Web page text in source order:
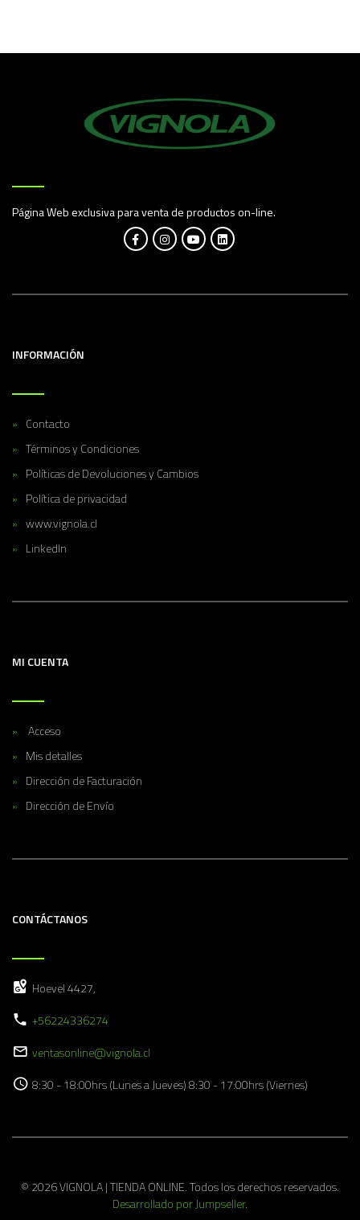
Página Web exclusiva para venta de productos on-line.
INFORMACIÓN
Contacto
Términos y Condiciones
Políticas de Devoluciones y Cambios
Política de privacidad
www.vignola.cl
LinkedIn
MI CUENTA
Acceso
Mis detalles
Dirección de Facturación
Dirección de Envío
CONTÁCTANOS
Hoevel 4427,
+56224336274
ventasonline@vignola.cl
8:30 - 18:00hrs (Lunes a Jueves) 8:30 - 17:00hrs (Viernes)
© 2026 VIGNOLA | TIENDA ONLINE. Todos los derechos reservados.
Desarrollado por Jumpseller.